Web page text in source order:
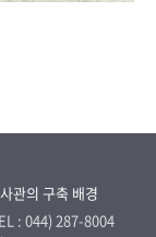
관의 구축 배경
: 044) 287-8004